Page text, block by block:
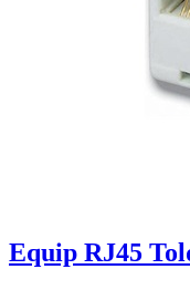
Equip RJ45